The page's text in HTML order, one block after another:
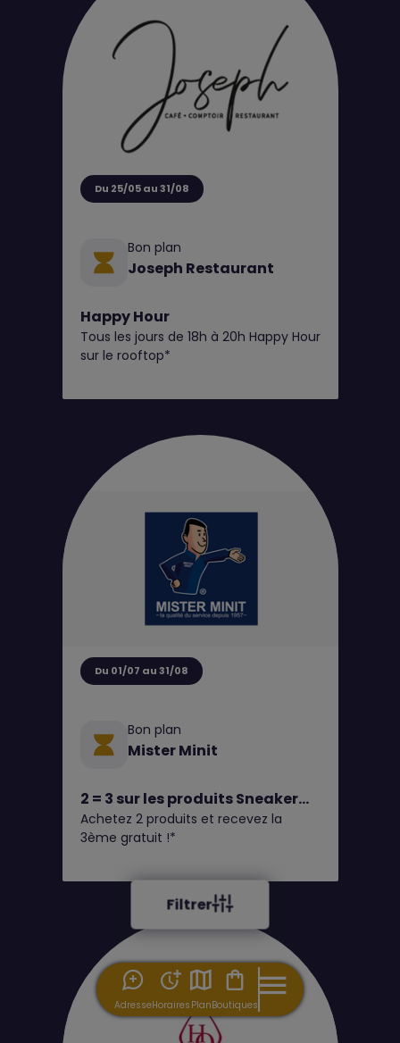
AdresseHoraires PlanBoutiques
Filtrer
Du 25/05 au 31/08
Bon plan
Joseph Restaurant
Happy Hour
Tous les jours de 18h à 20h Happy Hour
sur le rooftop*
Du 01/07 au 31/08
Bon plan
Mister Minit
2 = 3 sur les produits Sneaker
Fresh, Fresh, Leather Heel
Protector et toutes les semelles
Achetez 2 produits et recevez la
3ème gratuit !*